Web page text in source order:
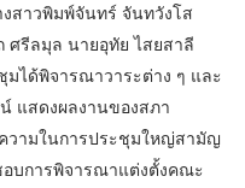
าวพิมพ์จันทร์ จันทวังโส
ศรีลมุล นายอุทัย ไสยสาลี
ได้พิจารณาวาระต่าง ๆ และ
แสดงผลงานของสภา
วามในการประชุมใหญ่สามัญ
บการพิจารณาแต่งตั้งคณะ